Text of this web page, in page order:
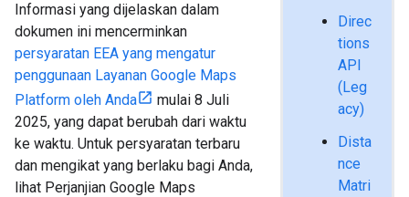
Direc
tions
API
(Leg
acy)
Dista
nce
Matri
Informasi yang dijelaskan dalam
dokumen ini mencerminkan
persyaratan EEA yang mengatur
penggunaan Layanan Google Maps
Platform oleh Anda
mulai 8 Juli
2025, yang dapat berubah dari waktu
ke waktu. Untuk persyaratan terbaru
dan mengikat yang berlaku bagi Anda,
lihat Perjanjian Google Maps